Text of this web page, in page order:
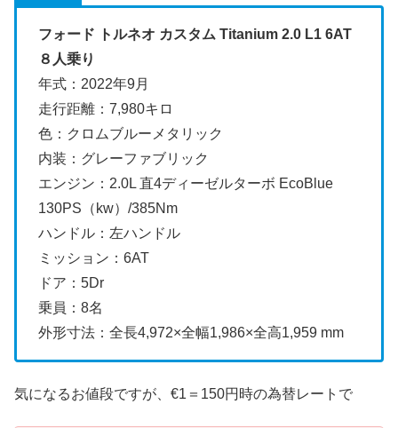
フォード トルネオ カスタム Titanium 2.0 L1 6AT
８人乗り
年式：2022年9月
走行距離：7,980キロ
色：クロムブルーメタリック
内装：グレーファブリック
エンジン：2.0L 直4ディーゼルターボ EcoBlue
130PS（kw）/385Nm
ハンドル：左ハンドル
ミッション：6AT
ドア：5Dr
乗員：8名
外形寸法：全長4,972×全幅1,986×全高1,959 mm
気になるお値段ですが、€1＝150円時の為替レートで